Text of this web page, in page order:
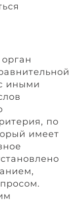
иными
по
имеет